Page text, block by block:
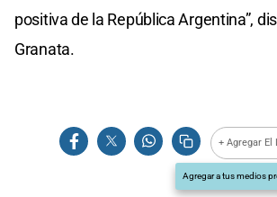
positiva de la República Argentina”,
Granata.
+ Agregar El
Agregar a tus medios